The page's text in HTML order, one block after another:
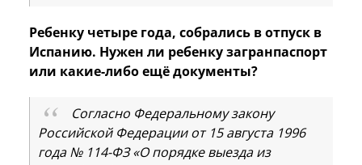
Ребенку четыре года, собрались в отпуск в
Испанию. Нужен ли ребенку загранпаспорт
или какие-либо ещё документы?
Согласно Федеральному закону
Российской Федерации от 15 августа 1996
года № 114-ФЗ «О порядке выезда из